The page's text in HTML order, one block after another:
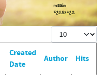
Display #
Created
Date
Author Hits